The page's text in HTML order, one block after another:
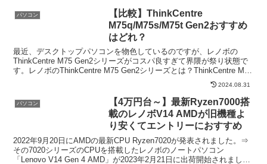
パソコン
【比較】ThinkCentre
M75q/M75s/M75t Gen2おすすめ
はどれ？
最近、デスクトップパソコンを物色しているのですが、レノボの
ThinkCentre M75 Gen2シリーズがコスパ良すぎて界隈が祭り状態で
す。レノボのThinkCentre M75 Gen2シリーズとは？ThinkCentre M75
2024.08.31
パソコン
【4万円台～】最新Ryzen7000搭
載のレノボV14 AMDが旧機種よ
り安くてエントリーにおすすめ
2022年9月20日にAMDの最新CPU Ryzen7020が発表されました。⇒
その7020シリーズのCPUを搭載したレノボのノートパソコン
「Lenovo V14 Gen 4 AMD」が2023年2月21日に出荷開始されまし